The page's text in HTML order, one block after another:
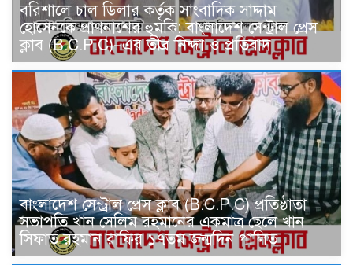
বরিশালে চাল ডিলার কর্তৃক সাংবাদিক সাদ্দাম
হোসেনকে প্রাণনাশের হুমকি: বাংলাদেশ সেন্ট্রাল প্রেস
ক্লাব (B.C.P.C)–এর তীব্র নিন্দা ও প্রতিবাদ
বাংলাদেশ সেন্ট্রাল প্রেস ক্লাব (B.C.P.C) প্রতিষ্ঠাতা
সভাপতি খান সেলিম রহমানের একমাত্র ছেলে খান
সিফাত রহমান রাফির ১৭তম জন্মদিন পালিত